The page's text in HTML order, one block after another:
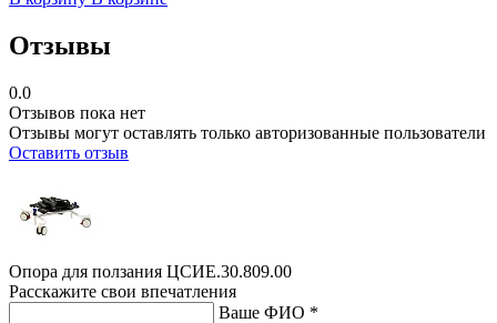
Отзывы
0.0
Отзывов пока нет
Отзывы могут оставлять только авторизованные пользователи
Оставить отзыв
Опора для ползания ЦСИЕ.30.809.00
Расскажите свои впечатления
Ваше ФИО *